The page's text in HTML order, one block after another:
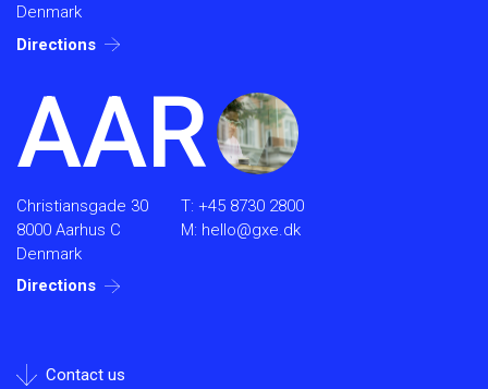
Denmark
Directions
AAR
Christiansgade 30
8000 Aarhus C
Denmark
Directions
T: +45 8730 2800
M: hello@gxe.dk
Contact us